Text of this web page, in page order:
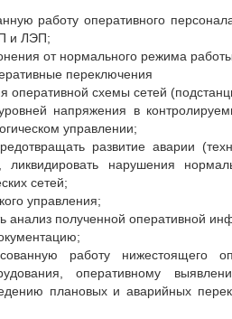
работу оперативного
и ЛЭП;
от нормального режима
переключения
оперативной схемы сетей
напряжения в
управлении;
развитие аварии
ликвидировать нарушения
сетей;
управления;
анализ полученной оперативной
работу нижестоящего
оперативному
плановых и аварийных